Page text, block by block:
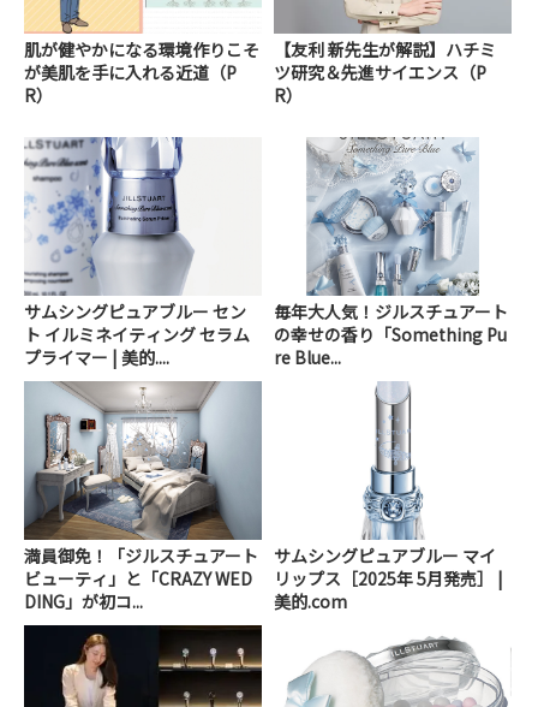
肌が健やかになる環境作りこそ
が美肌を手に入れる近道（P
R）
【友利 新先生が解説】ハチミ
ツ研究＆先進サイエンス（P
R）
サムシングピュアブルー セン
ト イルミネイティング セラム
プライマー | 美的....
毎年大人気！ジルスチュアート
の幸せの香り「Something Pu
re Blue...
満員御免！「ジルスチュアート
ビューティ」と「CRAZY WED
DING」が初コ...
サムシングピュアブルー マイ
リップス［2025年 5月発売］ |
美的.com